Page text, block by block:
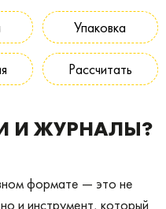
Упаковка
Рассчитать
И ЖУРНАЛЫ?
формате — это не
и инструмент, который